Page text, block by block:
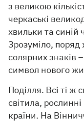
з великою
черкаські
хвильки та синій
Зрозуміло, поряд
солярних знаків
символ нового
Поділля. Всі ті ж
світила,
країни. На